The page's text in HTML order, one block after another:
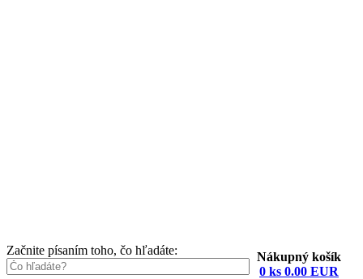
Začnite písaním toho, čo hľadáte:
Nákupný košík
0 ks 0.00 EUR